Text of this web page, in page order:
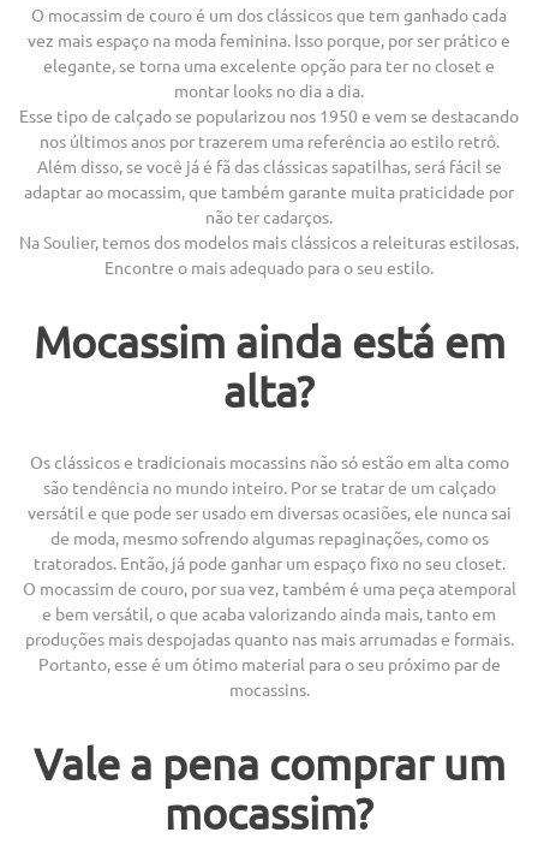
O mocassim de couro é um dos clássicos que tem ganhado cada
vez mais espaço na moda feminina. Isso porque, por ser prático e
elegante, se torna uma excelente opção para ter no closet e
montar looks no dia a dia.
Esse tipo de calçado se popularizou nos 1950 e vem se destacando
nos últimos anos por trazerem uma referência ao estilo retrô.
Além disso, se você já é fã das clássicas sapatilhas, será fácil se
adaptar ao mocassim, que também garante muita praticidade por
não ter cadarços.
Na Soulier, temos dos modelos mais clássicos a releituras estilosas.
Encontre o mais adequado para o seu estilo.
Mocassim ainda está em
alta?
Os clássicos e tradicionais mocassins não só estão em alta como
são tendência no mundo inteiro. Por se tratar de um calçado
versátil e que pode ser usado em diversas ocasiões, ele nunca sai
de moda, mesmo sofrendo algumas repaginações, como os
tratorados. Então, já pode ganhar um espaço fixo no seu closet.
O mocassim de couro, por sua vez, também é uma peça atemporal
e bem versátil, o que acaba valorizando ainda mais, tanto em
produções mais despojadas quanto nas mais arrumadas e formais.
Portanto, esse é um ótimo material para o seu próximo par de
mocassins.
Vale a pena comprar um
mocassim?